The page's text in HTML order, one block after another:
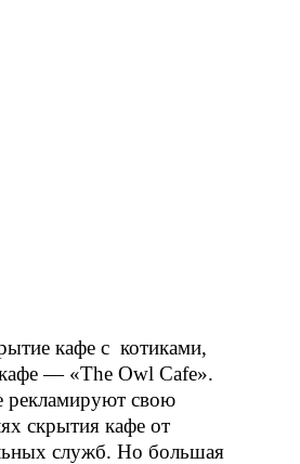
кафе с котиками,
— «The Owl Cafe».
рекламируют свою
скрытия кафе от
служб. Но большая